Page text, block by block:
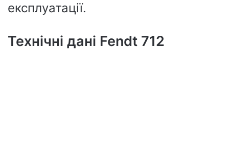
експлуатації.
Технічні дані Fendt 712